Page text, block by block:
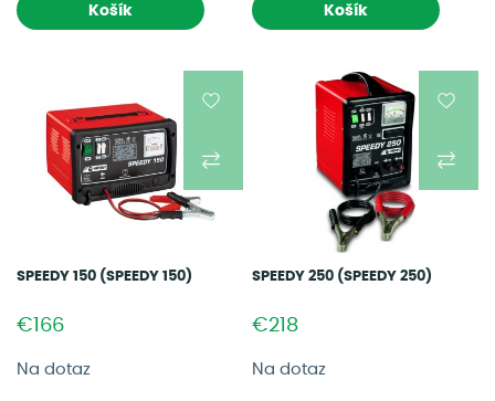
Košík Košík
SPEEDY 150 (SPEEDY 150)
€166
Na dotaz
SPEEDY 250 (SPEEDY 250)
€218
Na dotaz